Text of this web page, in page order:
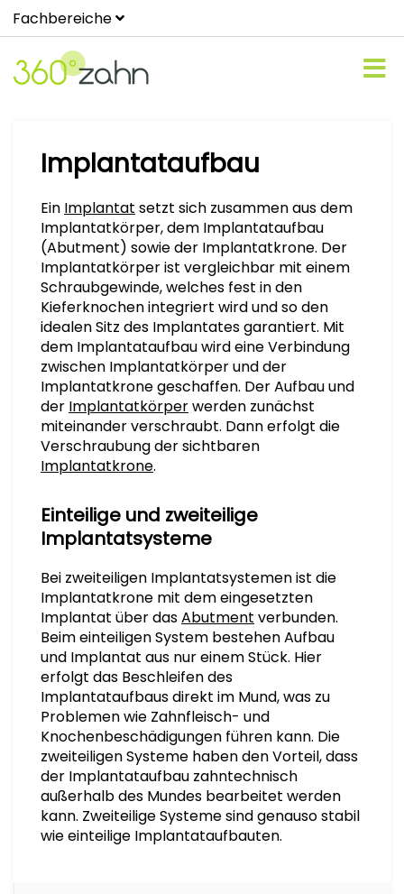
Fachbereiche
Implantataufbau
Ein Implantat setzt sich zusammen aus dem
Implantatkörper, dem Implantataufbau
(Abutment) sowie der Implantatkrone. Der
Implantatkörper ist vergleichbar mit einem
Schraubgewinde, welches fest in den
Kieferknochen integriert wird und so den
idealen Sitz des Implantates garantiert. Mit
dem Implantataufbau wird eine Verbindung
zwischen Implantatkörper und der
Implantatkrone geschaffen. Der Aufbau und
der Implantatkörperwerden zunächst
miteinander verschraubt. Dann erfolgt die
Verschraubung der sichtbaren
Implantatkrone.
Einteilige und zweiteilige
Implantatsysteme
Bei zweiteiligen Implantatsystemen ist die
Implantatkrone mit dem eingesetzten
Implantat über dasAbutment verbunden.
Beim einteiligen System bestehen Aufbau
und Implantat aus nur einem Stück. Hier
erfolgt das Beschleifen des
Implantataufbaus direkt im Mund, was zu
Problemen wie Zahnfleisch- und
Knochenbeschädigungen führen kann. Die
zweiteiligen Systeme haben den Vorteil, dass
der Implantataufbau zahntechnisch
außerhalb des Mundes bearbeitet werden
kann. Zweiteilige Systeme sind genauso stabil
wie einteilige Implantataufbauten.